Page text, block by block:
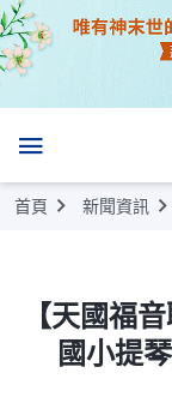
首頁 新聞資訊
【天國福
國小提